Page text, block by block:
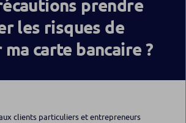
prendre
les risques de
carte bancaire ?
clients particuliers et entrepreneurs